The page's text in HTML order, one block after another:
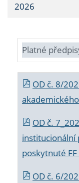
2026
Platné
OD č. 8/
OD č.
institucionální
poskytnuté
OD č. 6/